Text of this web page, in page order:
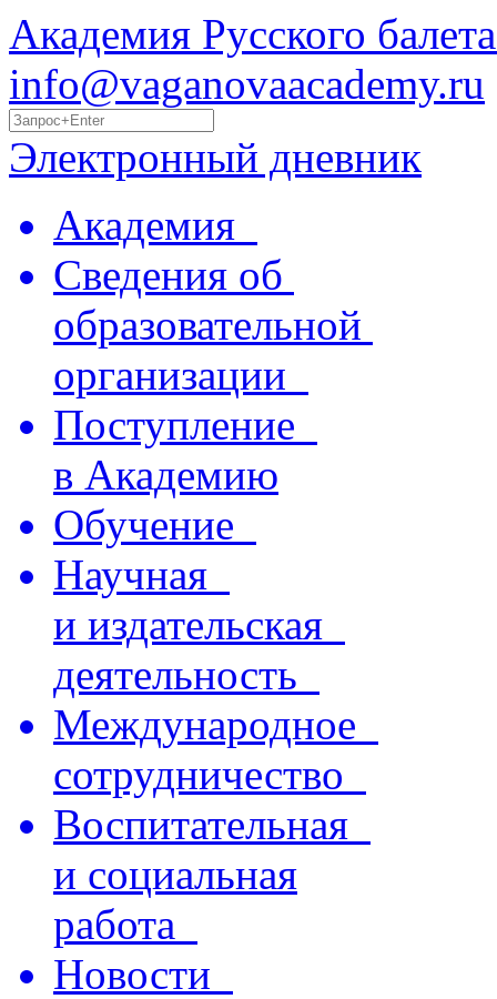
Академия Русского
info@vaganovaacademy.ru
Электронный дневник
Академия
Сведения об
образовательной
организации
Поступление
в Академию
Обучение
Научная
и издательская
деятельность
Международное
сотрудничество
Воспитательная
и социальная
работа
Новости